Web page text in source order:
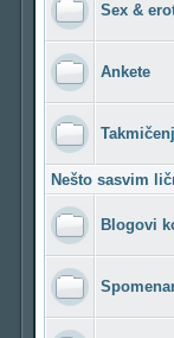
Sex &
Ankete
Nešto sasvim
Blogovi